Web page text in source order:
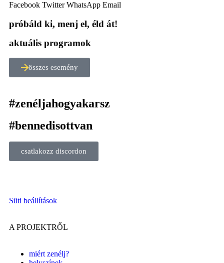
Facebook Twitter WhatsApp Email
próbáld ki, menj el, éld át!
aktuális programok
összes esemény
#zenéljahogyakarsz
#bennedisottvan
csatlakozz discordon
Süti beállítások
A PROJEKTRŐL
miért zenélj?